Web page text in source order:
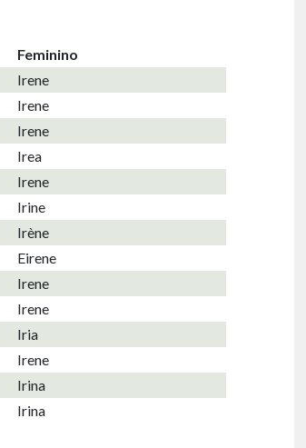
Feminino
Irene
Irene
Irene
Irea
Irene
Irine
Irène
Eirene
Irene
Irene
Iria
Irene
Irina
Irina